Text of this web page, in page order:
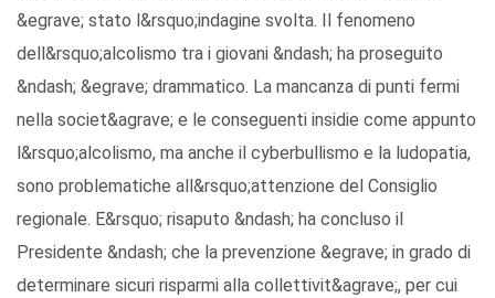
&egrave; stato l&rsquo;indagine svolta. Il fenomeno
dell&rsquo;alcolismo tra i giovani &ndash; ha proseguito
&ndash; &egrave; drammatico. La mancanza di punti fermi
nella societ&agrave; e le conseguenti insidie come appunto
l&rsquo;alcolismo, ma anche il cyberbullismo e la ludopatia,
sono problematiche all&rsquo;attenzione del Consiglio
regionale. E&rsquo; risaputo &ndash; ha concluso il
Presidente &ndash; che la prevenzione &egrave; in grado di
determinare sicuri risparmi alla collettivit&agrave;, per cui